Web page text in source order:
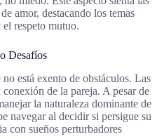
amor, destacando los temas
respeto mutuo.
Desafíos
está exento de obstáculos. Las
de la pareja. A pesar de
la naturaleza dominante de
navegar al decidir si persigue su
con sueños perturbadores